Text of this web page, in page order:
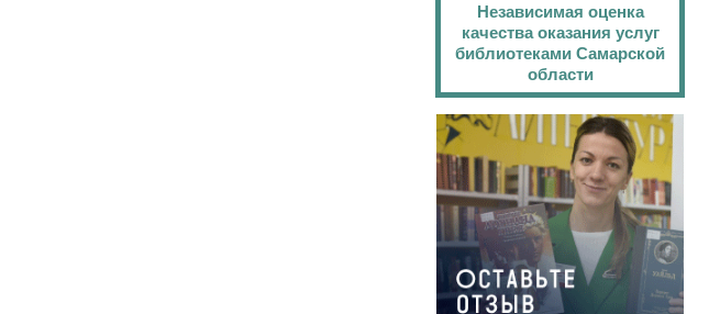
Независимая оценка
качества оказания услуг
библиотеками Самарской
области